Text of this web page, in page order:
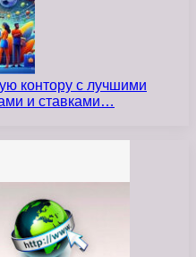
контору с лучшими
и ставками…